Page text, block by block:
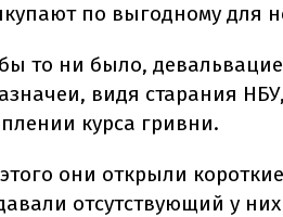
по выгодному для
то ни было,
видя старания
курса гривни.
они открыли
отсутствующий у